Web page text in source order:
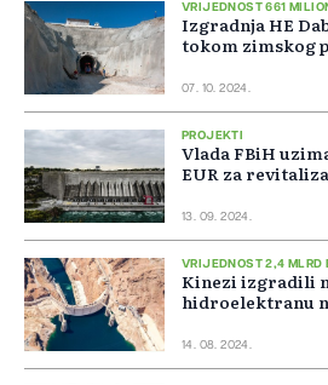
VRIJEDNOST 661
Izgradnja HE
tokom zimskog
07. 10. 2024.
PROJEKTI
Vlada FBiH
EUR za
13. 09. 2024.
VRIJEDNOST 2,4 MLRD
Kinezi izgradili
hidroelektranu
14. 08. 2024.